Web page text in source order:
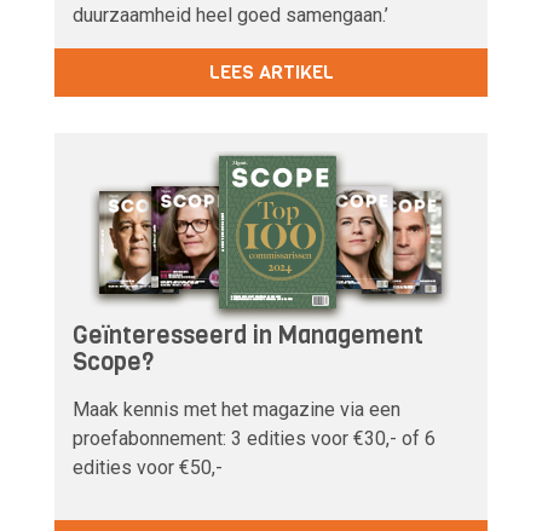
duurzaamheid heel goed samengaan.’
LEES ARTIKEL
Geïnteresseerd in Management
Scope?
Maak kennis met het magazine via een
proefabonnement: 3 edities voor €30,- of 6
edities voor €50,-